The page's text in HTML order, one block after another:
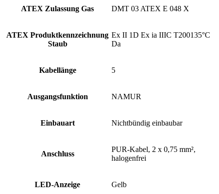
ATEX Zulassung Gas DMT 03 ATEX E 048 X
ATEX Produktkennzeichnung
Staub
Ex II 1D Ex ia IIIC T200135°C
Da
Kabellänge 5
Ausgangsfunktion NAMUR
Einbauart Nichtbündig einbaubar
Anschluss
PUR-Kabel, 2 x 0,75 mm²,
halogenfrei
LED-Anzeige Gelb